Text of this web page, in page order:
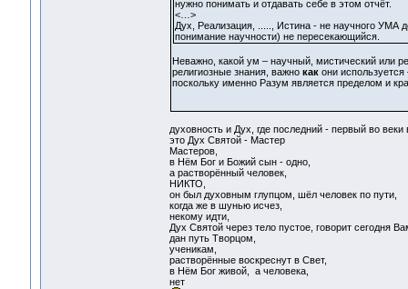
нужно понимать и отдавать себе в этом отчёт.
<…>
Дух, Реализация, ....., Истина - не научного УМА
понимание научности) не пересекающийся.
Неважно, какой ум – научный, мистический или
религиозные знания, важно какони
поскольку именно Разум является пределом и
духовность и Дух, где последний - первый во веки
это Дух Святой - Мастер
Мастеров,
в Нём Бог и Божий сын - одно,
а растворённый человек,
НИКТО,
он был духовным глупцом, шёл человек по пути,
когда же в шунью исчез,
некому идти,
Дух Святой через тело пустое, говорит сегодня
дан путь Творцом,
ученикам,
растворённые воскреснут в Свет,
в Нём Бог живой, а человека,
нет